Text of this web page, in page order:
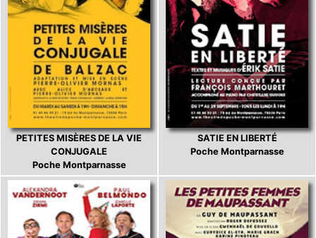
PETITES MISÈRES DE LA VIE
CONJUGALE
Poche Montparnasse
SATIE EN LIBERTÉ
Poche Montparnasse